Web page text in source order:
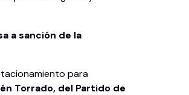
a sanción de la
para
Torrado, del Partido de